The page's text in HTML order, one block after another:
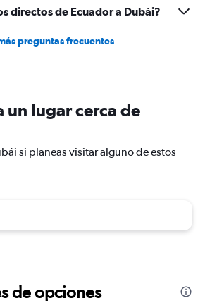
directos de Ecuador a Dubái?
preguntas frecuentes
un lugar cerca de
si planeas visitar alguno de estos
de opciones